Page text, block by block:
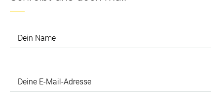
Dein Name
Deine E-Mail-Adresse